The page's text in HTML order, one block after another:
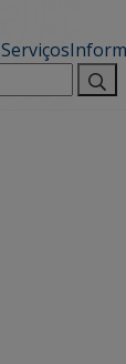
Serviços